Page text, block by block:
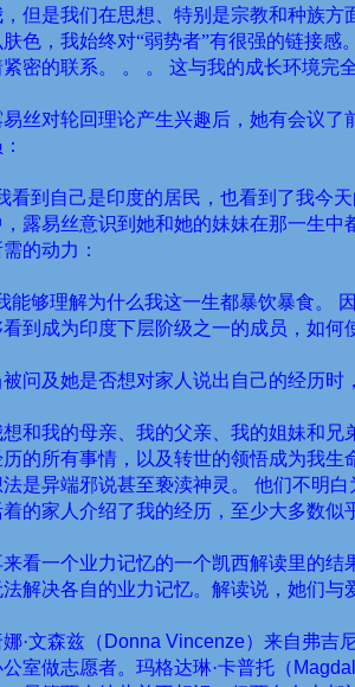
但是我们在思想、特别是宗教和种族方
色，我始终对“弱势者”有很强的链接感。
密的联系。
。 。 这与我的成长环境完
易丝对轮回理论产生兴趣后，她有会议
看到自己是印度的居民，也看到了我今天
，露易丝意识到她和她的妹妹在那一生中
需的动力：
能够理解为什么我这一生都暴饮暴食。
到成为印度下层阶级之一的成员，如何
被问及她是否想对家人说出自己的经历时
和我的母亲、我的父亲、我的姐妹和兄
的所有事情，以及转世的领悟成为我生
是异端邪说甚至亵渎神灵。
他们不明白
的家人介绍了我的经历，至少大多数似
来看一个业力记忆的一个凯西解读里的
法解决各自的业力记忆。解读说，她们与
娜·文森兹（ Donna Vincenze）来自弗吉
公室做志愿者。玛格达琳·卡普托（